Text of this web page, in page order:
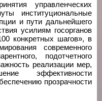
управленческих
институциональные
и пути дальнейшего
усилиям госорганов
конкретных шагов», в
современного
подотчетного
реализации мер,
эффективности
прозрачности